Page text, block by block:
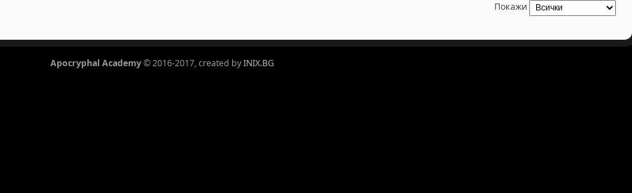
Покажи
Apocryphal Academy© 2016-2017, created byINIX.BG